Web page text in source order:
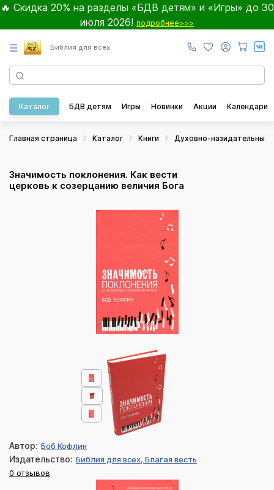
🔥 Скидка 20% на разделы «БДВ детям» и «Игры» до 30
июля 2026! подробнее>>>
☰ Библия для всех
Каталог БДВ детям Игры Новинки Акции Календари
Главная страница Каталог Книги Духовно-назидательные
Значимость поклонения. Как вести
церковь к созерцанию величия Бога
Автор: Боб Кофлин
Издательство: Библия для всех, Благая весть
0 отзывов